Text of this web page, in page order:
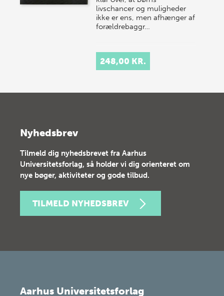
livschancer og muligheder
ikke er ens, men afhænger af
forældrebaggr…
248,00 KR.
Nyhedsbrev
Tilmeld dig nyhedsbrevet fra Aarhus
Universitetsforlag, så holder vi dig orienteret om
nye bøger, aktiviteter og gode tilbud.
TILMELD NYHEDSBREV
Aarhus Universitetsforlag